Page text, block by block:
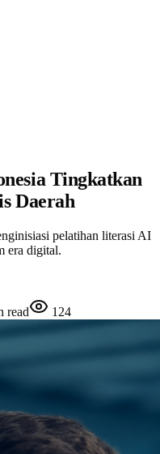
Tingkatkan
Daerah
pelatihan literasi AI
era digital.
read 124